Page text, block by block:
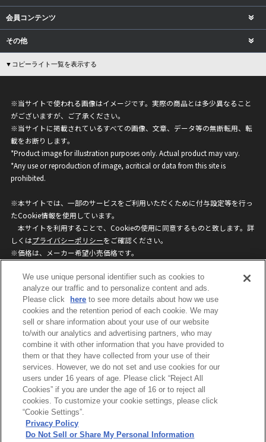
会員コンテンツ
その他
▼コピーライト一覧を表示する
※当サイトで使われる画像はイメージです。実際の商品とは多少異なること
がございますが、ご了承ください。
※当サイトに掲載されているすべての画像、文章、データ等の無断転用、転
載をお断りします。
*Product image for illustration purposes only. Actual product may vary.
*Any use or reproduction of image, acritical or data from this site is
prohibited.
※本サイトでは、一部のサービスをご利用いただくために付与設定等を行っ
たCookie情報を使用しています。
本サイトを利用することで、Cookieの使用に同意するものと致します。詳
しくはプライバシーポリシーをご確認ください。
※価格は、メーカー希望小売価格です。
ざいますのでご了承ください。
privacypolicy
Do Not Sell or Share My
Personal Information
ウェブサイトご利用条件
ソーシャルメディアポリシー
個人情報保護方針
お問い合わせ
©BANDAI
We use unique personal identifier such as cookies to
analyze our traffic and to personalize content and ads.
Please click
here to see more details about how we use
cookies and the retention period of each cookie. We may
sell or share information about your use of our website
to/with our analytics and advertising partners, who may
combine it with other information that you have provided to
them or that they have collected from your use of their
services. However, we do not set and use cookies for our
users under 16 years of age. Please click “Reject All
Cookies” if you are under the age of 16 or to reject all
cookies. To customize your cookie settings, please click
“Cookie Settings”.
Privacy Policy
Do Not Sell or Share My Personal Information